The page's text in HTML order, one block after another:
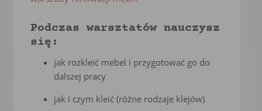
Podczas warsztatów nauczysz
się:
jak rozkleić mebel i przygotować go do
dalszej pracy
jak i czym kleić (różne rodzaje klejów)